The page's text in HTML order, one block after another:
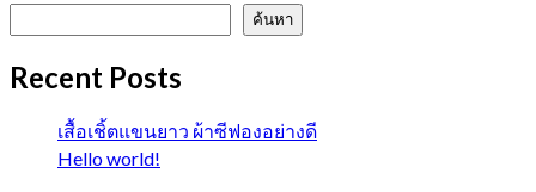
ค้นหา
Recent Posts
เสื้อเชิ้ตแขนยาว ผ้าซีฟองอย่างดี
Hello world!